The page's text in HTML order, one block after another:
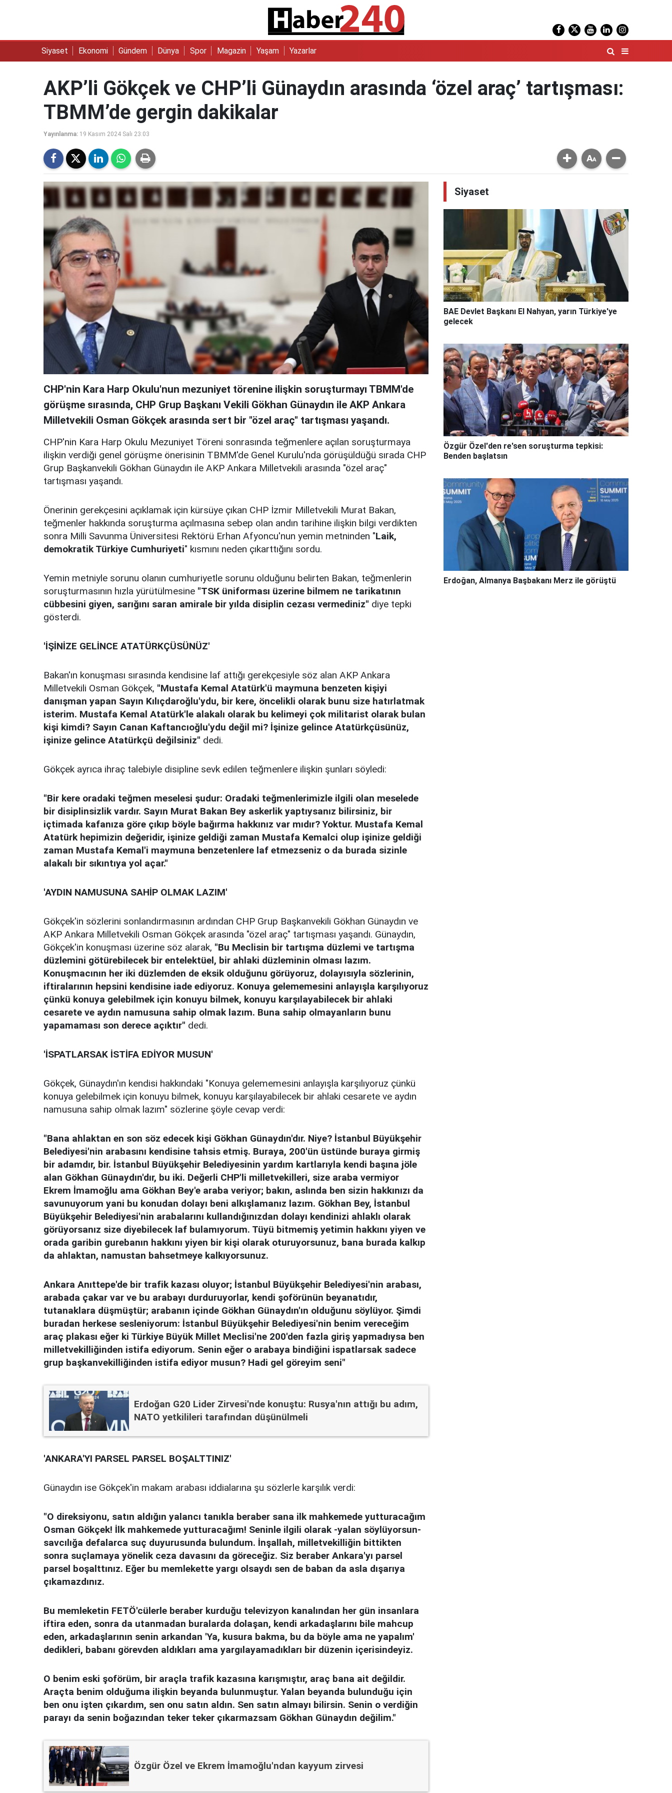
Siyaset Ekonomi Gündem Dünya Spor Magazin Yaşam Yazarlar
AKP’li Gökçek ve CHP’li Günaydın arasında ‘özel araç’ tartışması:
TBMM’de gergin dakikalar
Yayınlanma: 19 Kasım 2024 Salı 23:03
CHP'nin Kara Harp Okulu'nun mezuniyet törenine ilişkin soruşturmayı TBMM'de
görüşme sırasında, CHP Grup Başkanı Vekili Gökhan Günaydın ile AKP Ankara
Milletvekili Osman Gökçek arasında sert bir "özel araç" tartışması yaşandı.
CHP'nin Kara Harp Okulu Mezuniyet Töreni sonrasında teğmenlere açılan soruşturmaya
ilişkin verdiği genel görüşme önerisinin TBMM'de Genel Kurulu'nda görüşüldüğü sırada CHP
Grup Başkanvekili Gökhan Günaydın ile AKP Ankara Milletvekili arasında "özel araç"
tartışması yaşandı.
Önerinin gerekçesini açıklamak için kürsüye çıkan CHP İzmir Milletvekili Murat Bakan,
teğmenler hakkında soruşturma açılmasına sebep olan andın tarihine ilişkin bilgi verdikten
sonra Milli Savunma Üniversitesi Rektörü Erhan Afyoncu'nun yemin metninden "Laik,
demokratik Türkiye Cumhuriyeti" kısmını neden çıkarttığını sordu.
Yemin metniyle sorunu olanın cumhuriyetle sorunu olduğunu belirten Bakan, teğmenlerin
soruşturmasının hızla yürütülmesine "TSK üniforması üzerine bilmem ne tarikatının
cübbesini giyen, sarığını saran amirale bir yılda disiplin cezası vermediniz" diye tepki
gösterdi.
'İŞİNİZE GELİNCE ATATÜRKÇÜSÜNÜZ'
Bakan'ın konuşması sırasında kendisine laf attığı gerekçesiyle söz alan AKP Ankara
Milletvekili Osman Gökçek, "Mustafa Kemal Atatürk'ü maymuna benzeten kişiyi
danışman yapan Sayın Kılıçdaroğlu'ydu, bir kere, öncelikli olarak bunu size hatırlatmak
isterim. Mustafa Kemal Atatürk'le alakalı olarak bu kelimeyi çok militarist olarak bulan
kişi kimdi? Sayın Canan Kaftancıoğlu'ydu değil mi? İşinize gelince Atatürkçüsünüz,
işinize gelince Atatürkçü değilsiniz" dedi.
Gökçek ayrıca ihraç talebiyle disipline sevk edilen teğmenlere ilişkin şunları söyledi:
"Bir kere oradaki teğmen meselesi şudur: Oradaki teğmenlerimizle ilgili olan meselede
bir disiplinsizlik vardır. Sayın Murat Bakan Bey askerlik yaptıysanız bilirsiniz, bir
içtimada kafanıza göre çıkıp böyle bağırma hakkınız var mıdır? Yoktur. Mustafa Kemal
Atatürk hepimizin değeridir, işinize geldiği zaman Mustafa Kemalci olup işinize geldiği
zaman Mustafa Kemal'i maymuna benzetenlere laf etmezseniz o da burada sizinle
alakalı bir sıkıntıya yol açar."
'AYDIN NAMUSUNA SAHİP OLMAK LAZIM'
Gökçek'in sözlerini sonlandırmasının ardından CHP Grup Başkanvekili Gökhan Günaydın ve
AKP Ankara Milletvekili Osman Gökçek arasında "özel araç" tartışması yaşandı. Günaydın,
Gökçek'in konuşması üzerine söz alarak, "Bu Meclisin bir tartışma düzlemi ve tartışma
düzlemini götürebilecek bir entelektüel, bir ahlaki düzleminin olması lazım.
Konuşmacının her iki düzlemden de eksik olduğunu görüyoruz, dolayısıyla sözlerinin,
iftiralarının hepsini kendisine iade ediyoruz. Konuya gelememesini anlayışla karşılıyoruz
çünkü konuya gelebilmek için konuyu bilmek, konuyu karşılayabilecek bir ahlaki
cesarete ve aydın namusuna sahip olmak lazım. Buna sahip olmayanların bunu
yapamaması son derece açıktır" dedi.
'İSPATLARSAK İSTİFA EDİYOR MUSUN'
Gökçek, Günaydın'ın kendisi hakkındaki "Konuya gelememesini anlayışla karşılıyoruz çünkü
konuya gelebilmek için konuyu bilmek, konuyu karşılayabilecek bir ahlaki cesarete ve aydın
namusuna sahip olmak lazım" sözlerine şöyle cevap verdi:
"Bana ahlaktan en son söz edecek kişi Gökhan Günaydın'dır. Niye? İstanbul Büyükşehir
Belediyesi'nin arabasını kendisine tahsis etmiş. Buraya, 200'ün üstünde buraya girmiş
bir adamdır, bir. İstanbul Büyükşehir Belediyesinin yardım kartlarıyla kendi başına jöle
alan Gökhan Günaydın'dır, bu iki. Değerli CHP'li milletvekilleri, size araba vermiyor
Ekrem İmamoğlu ama Gökhan Bey'e araba veriyor; bakın, aslında ben sizin hakkınızı da
savunuyorum yani bu konudan dolayı beni alkışlamanız lazım. Gökhan Bey, İstanbul
Büyükşehir Belediyesi'nin arabalarını kullandığınızdan dolayı kendinizi ahlaklı olarak
görüyorsanız size diyebilecek laf bulamıyorum. Tüyü bitmemiş yetimin hakkını yiyen ve
orada garibin gurebanın hakkını yiyen bir kişi olarak oturuyorsunuz, bana burada kalkıp
da ahlaktan, namustan bahsetmeye kalkıyorsunuz.
Ankara Anıttepe'de bir trafik kazası oluyor; İstanbul Büyükşehir Belediyesi'nin arabası,
arabada çakar var ve bu arabayı durduruyorlar, kendi şoförünün beyanatıdır,
tutanaklara düşmüştür; arabanın içinde Gökhan Günaydın'ın olduğunu söylüyor. Şimdi
buradan herkese sesleniyorum: İstanbul Büyükşehir Belediyesi'nin benim vereceğim
araç plakası eğer ki Türkiye Büyük Millet Meclisi'ne 200'den fazla giriş yapmadıysa ben
milletvekilliğinden istifa ediyorum. Senin eğer o arabaya bindiğini ispatlarsak sadece
grup başkanvekilliğinden istifa ediyor musun? Hadi gel göreyim seni"
Erdoğan G20 Lider Zirvesi'nde konuştu: Rusya'nın attığı bu adım,
NATO yetkilileri tarafından düşünülmeli
'ANKARA'YI PARSEL PARSEL BOŞALTTINIZ'
Günaydın ise Gökçek'in makam arabası iddialarına şu sözlerle karşılık verdi:
"O direksiyonu, satın aldığın yalancı tanıkla beraber sana ilk mahkemede yutturacağım
Osman Gökçek! İlk mahkemede yutturacağım! Seninle ilgili olarak -yalan söylüyorsun-
savcılığa defalarca suç duyurusunda bulundum. İnşallah, milletvekilliğin bittikten
sonra suçlamaya yönelik ceza davasını da göreceğiz. Siz beraber Ankara'yı parsel
parsel boşalttınız. Eğer bu memlekette yargı olsaydı sen de baban da asla dışarıya
çıkamazdınız.
Bu memleketin FETÖ'cülerle beraber kurduğu televizyon kanalından her gün insanlara
iftira eden, sonra da utanmadan buralarda dolaşan, kendi arkadaşlarını bile mahcup
eden, arkadaşlarının senin arkandan 'Ya, kusura bakma, bu da böyle ama ne yapalım'
dedikleri, babanı görevden aldıkları ama yargılayamadıkları bir düzenin içerisindeyiz.
O benim eski şoförüm, bir araçla trafik kazasına karışmıştır, araç bana ait değildir.
Araçta benim olduğuma ilişkin beyanda bulunmuştur. Yalan beyanda bulunduğu için
ben onu işten çıkardım, sen onu satın aldın. Sen satın almayı bilirsin. Senin o verdiğin
parayı da senin boğazından teker teker çıkarmazsam Gökhan Günaydın değilim."
Özgür Özel ve Ekrem İmamoğlu'ndan kayyum zirvesi
Siyaset
BAE Devlet Başkanı El Nahyan, yarın Türkiye'ye
gelecek
Özgür Özel'den re'sen soruşturma tepkisi:
Benden başlatsın
Erdoğan, Almanya Başbakanı Merz ile görüştü